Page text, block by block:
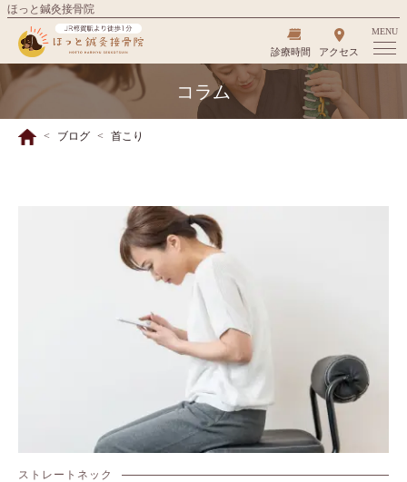
ほっと鍼灸接骨院
診療時間 アクセス
MENU
コラム
ブログ 首こり
ストレートネック